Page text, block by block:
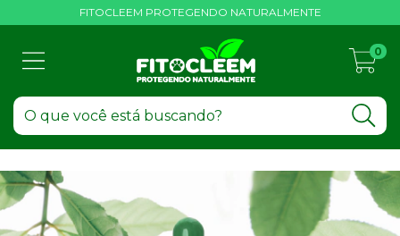
FITOCLEEM PROTEGENDO NATURALMENTE
0